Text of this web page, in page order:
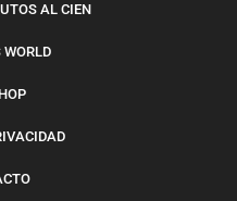
AL CIEN
WORLD